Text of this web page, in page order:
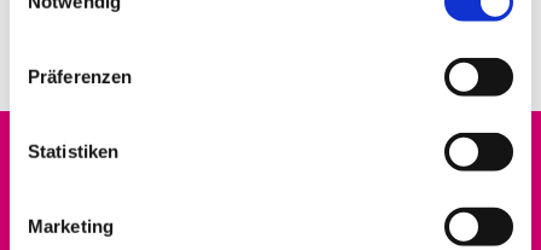
Präferenzen
Statistiken
MarketingDatenschutz